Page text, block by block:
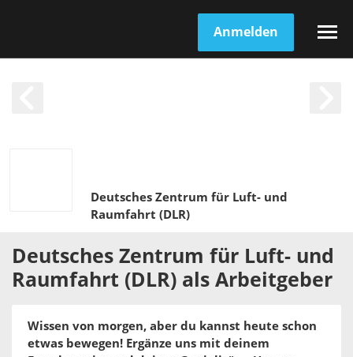
Anmelden
Deutsches Zentrum für Luft- und
Raumfahrt (DLR)
Deutsches Zentrum für Luft- und
Raumfahrt (DLR) als Arbeitgeber
Wissen von morgen, aber du kannst heute schon
etwas bewegen! Ergänze uns mit deinem